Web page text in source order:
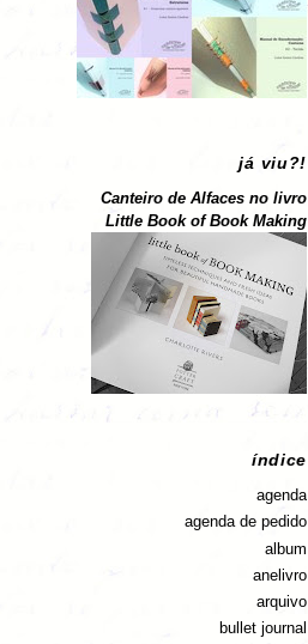
já viu?!
Canteiro de Alfaces no livro
Little Book of Book Making
índice
agenda
agenda de pedido
album
anelivro
arquivo
bullet journal